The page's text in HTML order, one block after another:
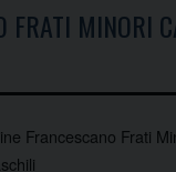
FRATI MINORI
Francescano Frati